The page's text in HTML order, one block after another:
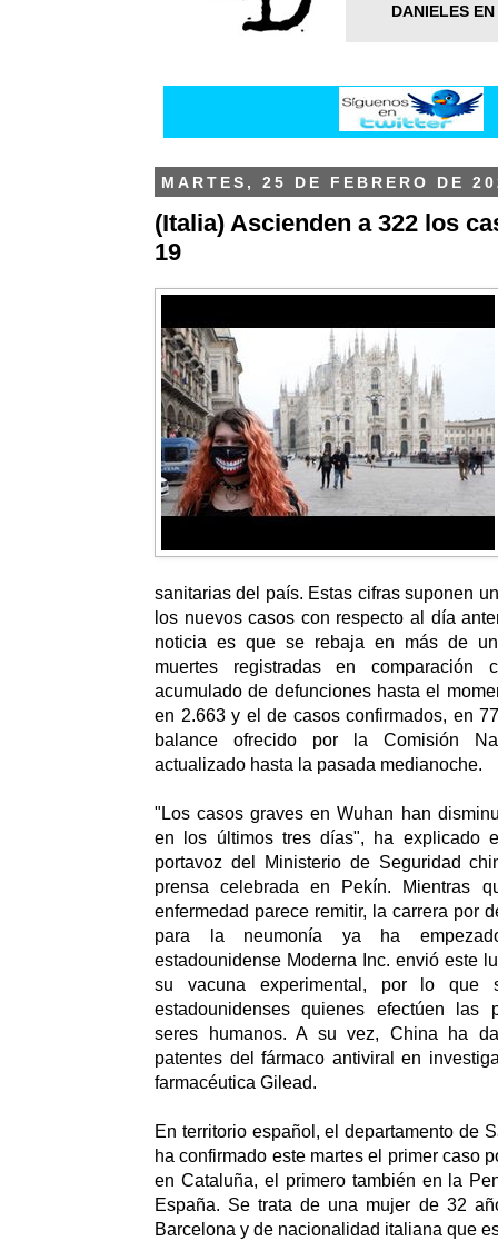
DANIELES
MARTES, 25 DE FEBRERO DE
(Italia) Ascienden a 322 los
19
sanitarias del país. Estas cifras suponen
los nuevos casos con respecto al día
noticia es que se rebaja en más de
muertes registradas en comparación
acumulado de defunciones hasta el
en 2.663 y el de casos confirmados, en
balance ofrecido por la Comisión
actualizado hasta la pasada medianoche.
"Los casos graves en Wuhan han
en los últimos tres días", ha explicado
portavoz del Ministerio de Seguridad
prensa celebrada en Pekín. Mientras
enfermedad parece remitir, la carrera por
para la neumonía ya ha
estadounidense Moderna Inc. envió este
su vacuna experimental, por lo que
estadounidenses quienes efectúen las
seres humanos. A su vez, China ha
patentes del fármaco antiviral en
farmacéutica Gilead.
En territorio español, el departamento de
ha confirmado este martes el primer caso
en Cataluña, el primero también en la
España. Se trata de una mujer de 32
Barcelona y de nacionalidad italiana que